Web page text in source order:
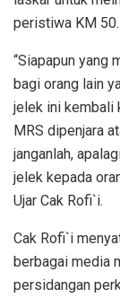
peristiwa KM 50.
“Siapapun yang
bagi orang lain
jelek ini kembali
MRS dipenjara
janganlah,
jelek kepada
Ujar Cak Rofi`i.
Cak Rofi`i
berbagai media
persidangan